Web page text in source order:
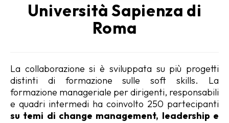
Università Sapienza di
Roma
La collaborazione si è sviluppata su più progetti
distinti di formazione sulle soft skills. La
formazione manageriale per dirigenti, responsabili
e quadri intermedi ha coinvolto 250 partecipanti
su temi di change management, leadership e